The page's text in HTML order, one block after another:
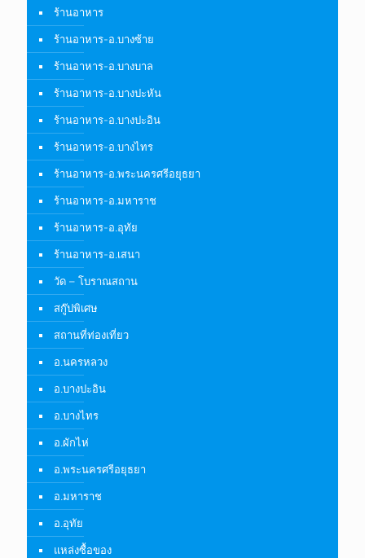
ร้านอาหาร
ร้านอาหาร-อ.บางซ้าย
ร้านอาหาร-อ.บางบาล
ร้านอาหาร-อ.บางปะหัน
ร้านอาหาร-อ.บางปะอิน
ร้านอาหาร-อ.บางไทร
ร้านอาหาร-อ.พระนครศรีอยุธยา
ร้านอาหาร-อ.มหาราช
ร้านอาหาร-อ.อุทัย
ร้านอาหาร-อ.เสนา
วัด – โบราณสถาน
สกู๊ปพิเศษ
สถานที่ท่องเที่ยว
อ.นครหลวง
อ.บางปะอิน
อ.บางไทร
อ.ผักไห่
อ.พระนครศรีอยุธยา
อ.มหาราช
อ.อุทัย
แหล่งซื้อของ